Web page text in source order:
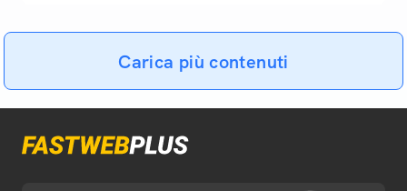
Carica più contenuti